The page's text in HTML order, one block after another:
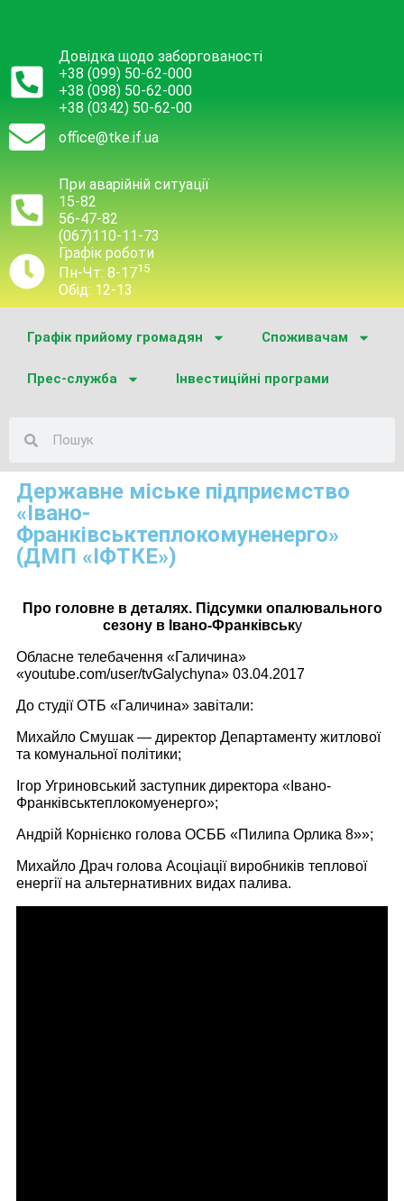
Довідка щодо заборгованості
+38 (099) 50-62-000
+38 (098) 50-62-000
+38 (0342) 50-62-00
office@tke.if.ua
При аварійній ситуації
15-82
56-47-82
(067)110-11-73
Графік роботи
Пн-Чт: 8-1715
Обід: 12-13
Графік прийому громадян Споживачам
Прес-служба Інвестиційні програми
Державне міське підприємство
«Івано-
Франківськтеплокомуненерго»
(ДМП «ІФТКЕ»)
Про головне в деталях. Підсумки опалювального
сезону в Івано-Франківську
Обласне телебачення «Галичина»
«youtube.com/user/tvGalychyna» 03.04.2017
До студії ОТБ «Галичина» завітали:
Михайло Смушак — директор Департаменту житлової
та комунальної політики;
Ігор Угриновський заступник директора «Івано-
Франківськтеплокомуенерго»;
Андрій Корнієнко голова ОСББ «Пилипа Орлика 8»»;
Михайло Драч голова Асоціації виробників теплової
енергії на альтернативних видах палива.